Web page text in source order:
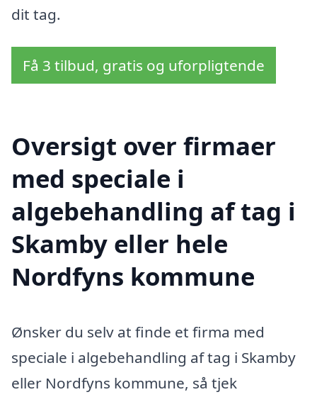
dit tag.
Få 3 tilbud, gratis og uforpligtende
Oversigt over firmaer
med speciale i
algebehandling af tag i
Skamby eller hele
Nordfyns kommune
Ønsker du selv at finde et firma med
speciale i algebehandling af tag i Skamby
eller Nordfyns kommune, så tjek